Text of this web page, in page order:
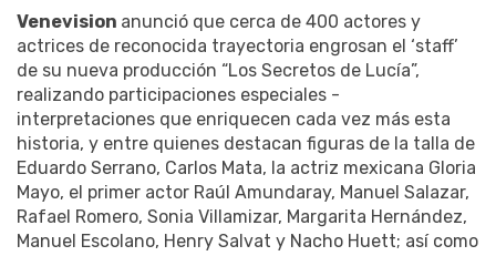
Venevision anunció que cerca de 400 actores y
actrices de reconocida trayectoria engrosan el ‘staff’
de su nueva producción “Los Secretos de Lucía”,
realizando participaciones especiales -
interpretaciones que enriquecen cada vez más esta
historia, y entre quienes destacan figuras de la talla de
Eduardo Serrano, Carlos Mata, la actriz mexicana Gloria
Mayo, el primer actor Raúl Amundaray, Manuel Salazar,
Rafael Romero, Sonia Villamizar, Margarita Hernández,
Manuel Escolano, Henry Salvat y Nacho Huett; así como